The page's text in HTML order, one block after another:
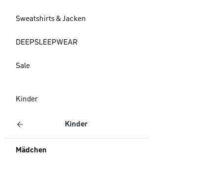
Sweatshirts & Jacken
DEEPSLEEPWEAR
Sale
Kinder
Kinder
Mädchen